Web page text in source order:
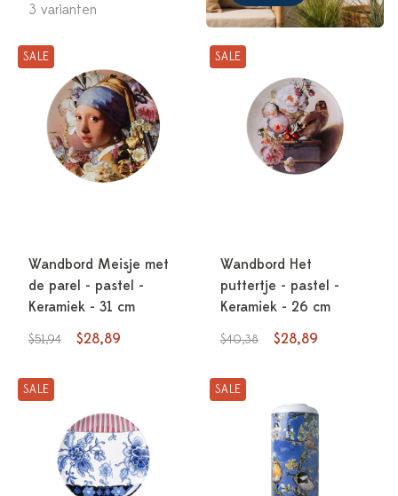
3 varianten
SALE
Wandbord Meisje met
de parel - pastel -
Keramiek - 31 cm
$51,94 $28,89
SALE
Wandbord Het
puttertje - pastel -
Keramiek - 26 cm
$40,38 $28,89
SALE SALE